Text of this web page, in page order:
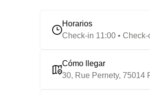
Horarios
Check-in 11:00 •
Cómo llegar
30, Rue Pernety, 75014